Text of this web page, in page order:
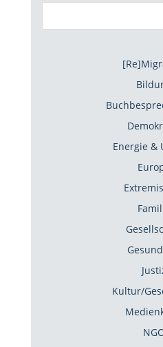
Energie &
Kultur/